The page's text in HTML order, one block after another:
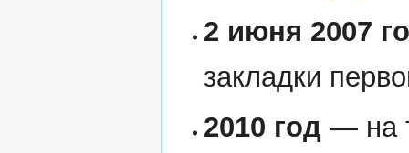
2 июня 2007
закладки
2010 год — на